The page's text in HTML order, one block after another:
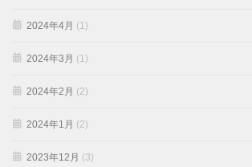
2024年4月 (1)
2024年3月 (1)
2024年2月 (2)
2024年1月 (2)
2023年12月 (3)